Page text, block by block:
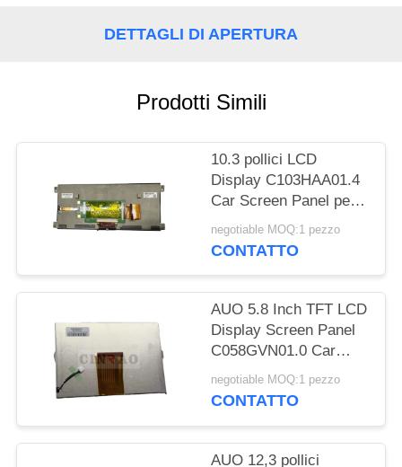
CITAZIONE
PRIVACY
DETTAGLI DI APERTURA
Prodotti Simili
10.3 pollici LCD
Display C103HAA01.4
Car Screen Panel per
la sostituzione della
navigazione GPS
negotiable MOQ:1 pezzo
CONTATTO
AUO 5.8 Inch TFT LCD
Display Screen Panel
C058GVN01.0 Car
GPS Navigation
negotiable MOQ:1 pezzo
CONTATTO
AUO 12,3 pollici